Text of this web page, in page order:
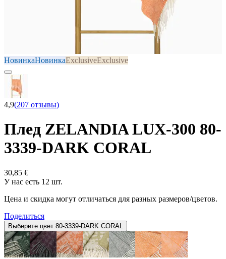
НовинкаНовинкаExclusiveExclusive
4,9(207 отзывы)
Плед ZELANDIA LUX-300 80-
3339-DARK CORAL
30,85 €
У нас есть 12 шт.
Цена и скидка могут отличаться для разных размеров/цветов.
Поделиться
Выберите цвет:80-3339-DARK CORAL